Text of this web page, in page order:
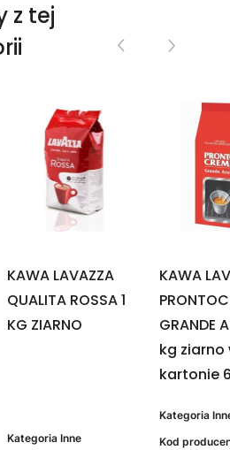
z tej
KAWA LAVAZZA
QUALITA ROSSA 1
KG ZIARNO
Kategoria Inne
KAWA
GRANDE
kg ziarno
kartonie
Kategoria
Kod